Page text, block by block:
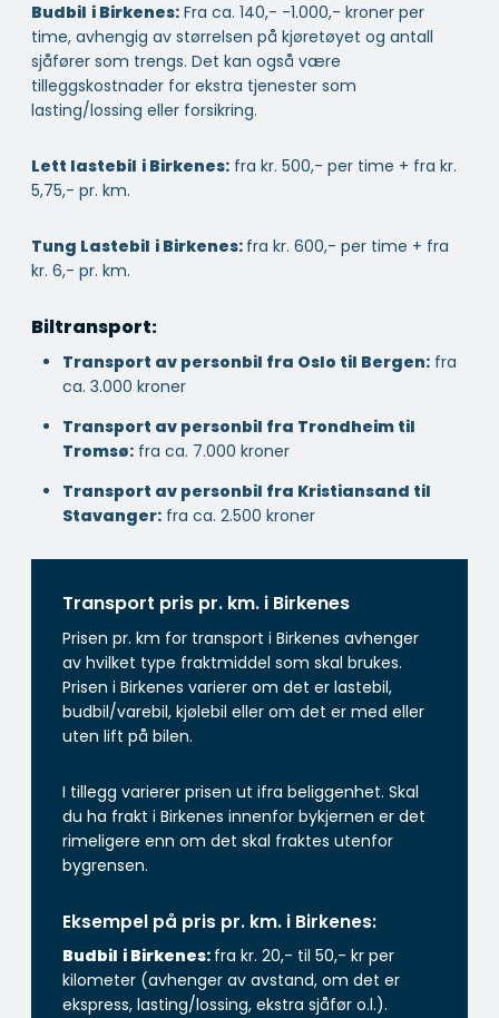
Budbil i Birkenes: Fra ca. 140,- -1.000,- kroner per
time, avhengig av størrelsen på kjøretøyet og antall
sjåfører som trengs. Det kan også være
tilleggskostnader for ekstra tjenester som
lasting/lossing eller forsikring.
Lett lastebil i Birkenes: fra kr. 500,- per time + fra kr.
5,75,- pr. km.
Tung Lastebil i Birkenes: fra kr. 600,- per time + fra
kr. 6,- pr. km.
Biltransport:
Transport av personbil fra Oslo til Bergen: fra
ca. 3.000 kroner
Transport av personbil fra Trondheim til
Tromsø: fra ca. 7.000 kroner
Transport av personbil fra Kristiansand til
Stavanger: fra ca. 2.500 kroner
Transport pris pr. km. i Birkenes
Prisen pr. km for transport i Birkenes avhenger
av hvilket type fraktmiddel som skal brukes.
Prisen i Birkenes varierer om det er lastebil,
budbil/varebil, kjølebil eller om det er med eller
uten lift på bilen.
I tillegg varierer prisen ut ifra beliggenhet. Skal
du ha frakt i Birkenes innenfor bykjernen er det
rimeligere enn om det skal fraktes utenfor
bygrensen.
Eksempel på pris pr. km. i Birkenes:
Budbil i Birkenes: fra kr. 20,- til 50,- kr per
kilometer (avhenger av avstand, om det er
ekspress, lasting/lossing, ekstra sjåfør o.l.).